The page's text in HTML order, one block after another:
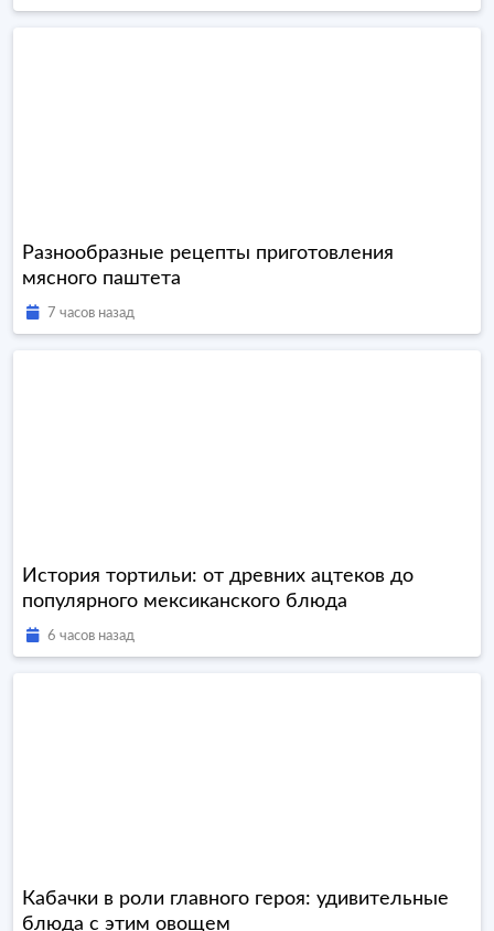
Разнообразные рецепты приготовления
мясного паштета
7 часов назад
История тортильи: от древних ацтеков до
популярного мексиканского блюда
6 часов назад
Кабачки в роли главного героя: удивительные
блюда с этим овощем